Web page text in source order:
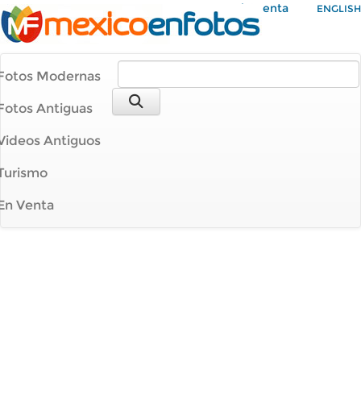
Mi Cuenta ENGLISH
Modernas
Antiguas
Antiguos
Venta